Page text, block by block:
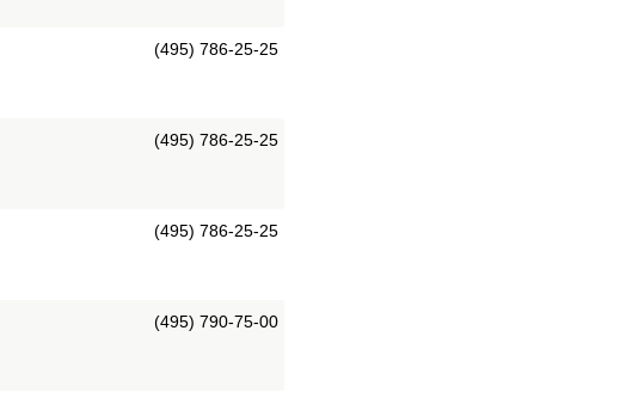
(495) 786-25-25
(495) 786-25-25
(495) 786-25-25
(495) 790-75-00